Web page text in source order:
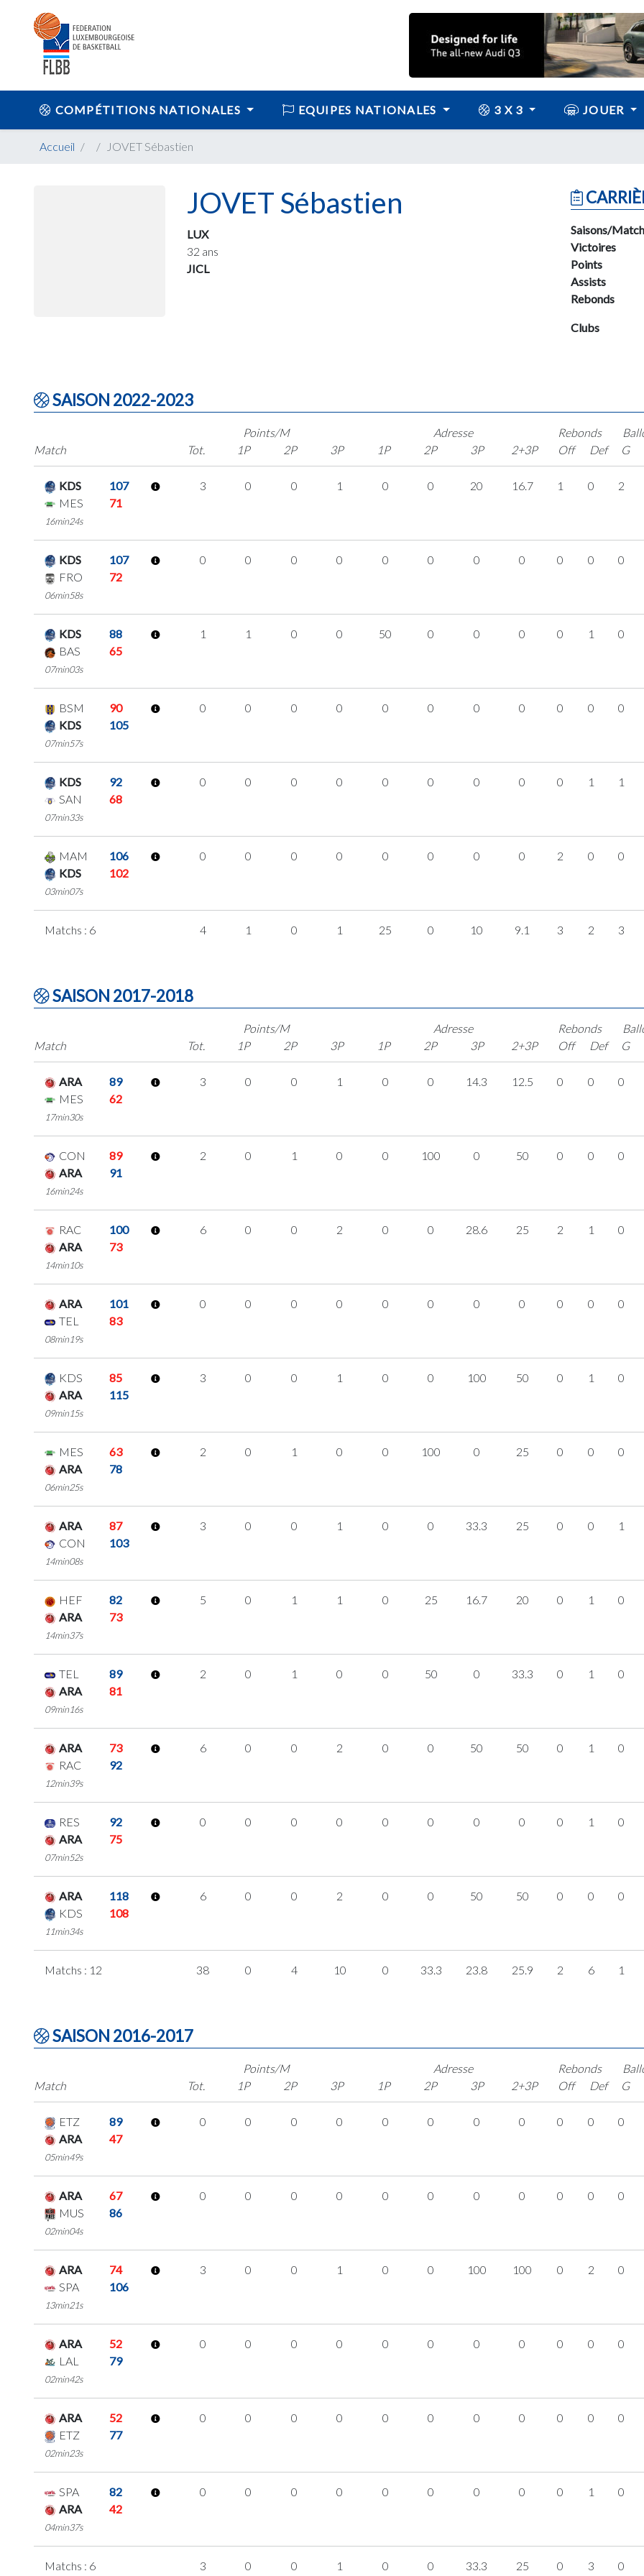
COMPÉTITIONS NATIONALES EQUIPES NATIONALES 3 X 3 JOUER
Accueil JOVET Sébastien
JOVET Sébastien
LUX
32 ans
JICL
Saisons/
Victoires
Points
Assists
Rebonds
Clubs
SAISON 2022-2023
Match
Points/M
Tot.
1P 2P 3P
Adresse
1P
2P 3P 2+3P
Rebonds
Off
Def
G
KDS
107
MES
71
16min24s
3 0 0 1 0 0 20 16.7 1 0 2
KDS
107
FRO
72
06min58s
0 0 0 0 0 0 0 0 0 0 0
KDS
88
BAS
65
07min03s
1 1 0 0 50 0 0 0 0 1 0
BSM
90
KDS
105
07min57s
0 0 0 0 0 0 0 0 0 0 0
KDS
92
SAN
68
07min33s
0 0 0 0 0 0 0 0 0 1 1
MAM
106
KDS
102
03min07s
0 0 0 0 0 0 0 0 2 0 0
Matchs : 6 4 1 0 1 25 0 10 9.1 3 2 3
SAISON 2017-2018
Match
Points/M
Tot.
1P 2P 3P
Adresse
1P
2P 3P 2+3P
Rebonds
Off
Def
G
ARA
89
MES
62
17min30s
3 0 0 1 0 0 14.3 12.5 0 0 0
CON
89
ARA
91
16min24s
2 0 1 0 0 100 0 50 0 0 0
RAC
100
ARA
73
14min10s
6 0 0 2 0 0 28.6 25 2 1 0
ARA
101
TEL
83
08min19s
0 0 0 0 0 0 0 0 0 0 0
KDS
85
ARA
115
09min15s
3 0 0 1 0 0 100 50 0 1 0
MES
63
ARA
78
06min25s
2 0 1 0 0 100 0 25 0 0 0
ARA
87
CON
103
14min08s
3 0 0 1 0 0 33.3 25 0 0 1
HEF
82
ARA
73
14min37s
5 0 1 1 0 25 16.7 20 0 1 0
TEL
89
ARA
81
09min16s
2 0 1 0 0 50 0 33.3 0 1 0
ARA
73
RAC
92
12min39s
6 0 0 2 0 0 50 50 0 1 0
RES
92
ARA
75
07min52s
0 0 0 0 0 0 0 0 0 1 0
ARA
118
KDS
108
11min34s
6 0 0 2 0 0 50 50 0 0 0
Matchs : 12 38 0 4 10 0 33.3 23.8 25.9 2 6 1
SAISON 2016-2017
Match
Points/M
Tot.
1P 2P 3P
Adresse
1P
2P 3P 2+3P
Rebonds
Off
Def
G
ETZ
89
ARA
47
05min49s
0 0 0 0 0 0 0 0 0 0 0
ARA
67
MUS
86
02min04s
0 0 0 0 0 0 0 0 0 0 0
ARA
74
SPA
106
13min21s
3 0 0 1 0 0 100 100 0 2 0
ARA
52
LAL
79
02min42s
0 0 0 0 0 0 0 0 0 0 0
ARA
52
ETZ
77
02min23s
0 0 0 0 0 0 0 0 0 0 0
SPA
82
ARA
42
04min37s
0 0 0 0 0 0 0 0 0 1 0
Matchs : 6 3 0 0 1 0 0 33.3 25 0 3 0